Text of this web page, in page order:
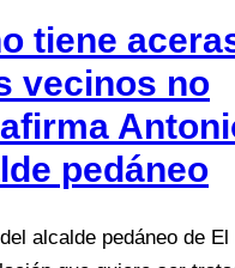
tiene
vecinos no
pedáneo
alcalde pedáneo de El